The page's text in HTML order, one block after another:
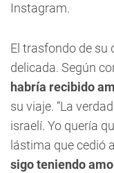
Instagram.
El trasfondo de su
delicada. Según
habría recibido
su viaje. “La
israelí. Yo quería
lástima que cedió
sigo teniendo